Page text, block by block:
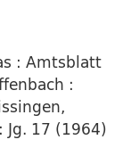
: Amtsblatt
:
17 (1964)